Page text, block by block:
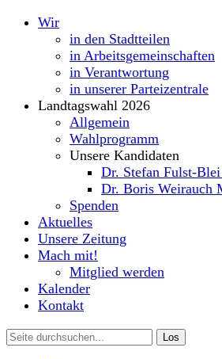
Wir
in den Stadtteilen
in Arbeitsgemeinschaften
in Verantwortung
in unserer Parteizentrale
Landtagswahl 2026
Allgemein
Wahlprogramm
Unsere Kandidaten
Dr. Stefan Fulst-
Dr. Boris Weirauch
Spenden
Aktuelles
Unsere Zeitung
Mach mit!
Mitglied werden
Kalender
Kontakt